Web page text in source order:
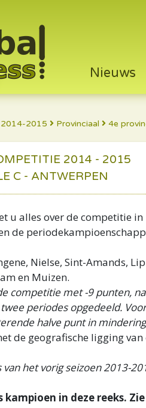
Nieuws
2014-2015 Provinciaal 4e
2014 - 2015
C - ANTWERPEN
u alles over de competitie in
de
Nielse, Sint-Amands,
en Muizen.
competitie met -9 punten,
periodes opgedeeld.
halve punt in
de geografische ligging
van het vorig seizoen 2013-
kampioen in deze reeks.